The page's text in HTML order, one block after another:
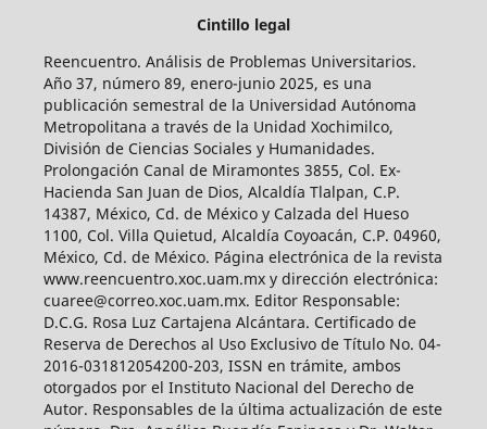
Cintillo legal
Reencuentro. Análisis de Problemas Universitarios.
Año 37, número 89, enero-junio 2025, es una
publicación semestral de la Universidad Autónoma
Metropolitana a través de la Unidad Xochimilco,
División de Ciencias Sociales y Humanidades.
Prolongación Canal de Miramontes 3855, Col. Ex-
Hacienda San Juan de Dios, Alcaldía Tlalpan, C.P.
14387, México, Cd. de México y Calzada del Hueso
1100, Col. Villa Quietud, Alcaldía Coyoacán, C.P. 04960,
México, Cd. de México. Página electrónica de la revista
www.reencuentro.xoc.uam.mx y dirección electrónica:
cuaree@correo.xoc.uam.mx. Editor Responsable:
D.C.G. Rosa Luz Cartajena Alcántara. Certificado de
Reserva de Derechos al Uso Exclusivo de Título No. 04-
2016-031812054200-203, ISSN en trámite, ambos
otorgados por el Instituto Nacional del Derecho de
Autor. Responsables de la última actualización de este